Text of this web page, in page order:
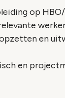
op
en
en